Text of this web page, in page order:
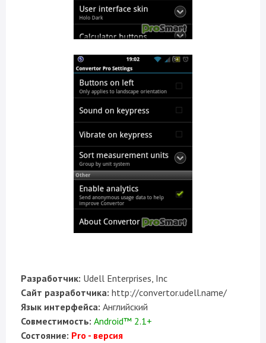
Разработчик: Udell Enterprises, Inc
Сайт разработчика: http://convertor.udell.name/
Язык интерфейса: Английский
Совместимость: Android™ 2.1+
Состояние: Pro - версия